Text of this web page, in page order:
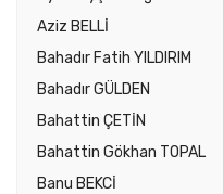
Aziz BELLİ
Bahadır Fatih YILDIRIM
Bahadır GÜLDEN
Bahattin ÇETİN
Bahattin Gökhan TOPAL
Banu BEKCİ